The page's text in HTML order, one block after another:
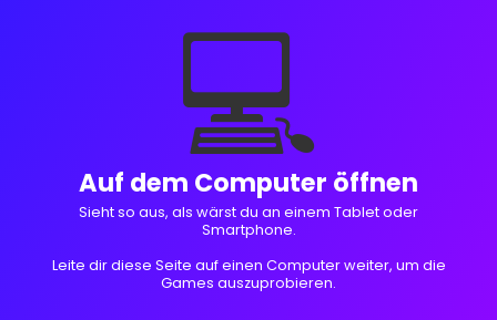
💻
Auf dem Computer öffnen
Sieht so aus, als wärst du an einem Tablet oder
Smartphone.
Leite dir diese Seite auf einen Computer weiter, um die
Games auszuprobieren.